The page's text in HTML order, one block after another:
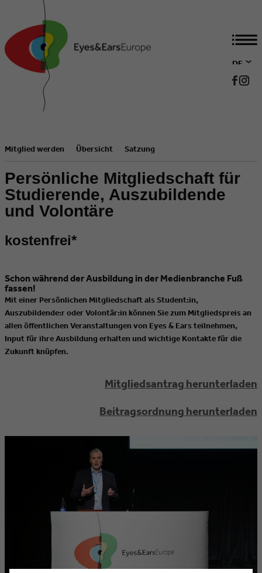
DE
EN
Mitglied werden Übersicht Satzung
Persönliche Mitgliedschaft für
Studierende, Auszubildende
und Volontäre
kostenfrei*
Schon während der Ausbildung in der Medienbranche Fuß
fassen!
Mit einer Persönlichen Mitgliedschaft als Student:in,
Auszubildende:r oder Volontär:in können Sie zum Mitgliedspreis an
allen öffentlichen Veranstaltungen von Eyes & Ears teilnehmen,
Input für ihre Ausbildung erhalten und wichtige Kontakte für die
Zukunft knüpfen.
Mitgliedsantrag herunterladen
Beitragsordnung herunterladen